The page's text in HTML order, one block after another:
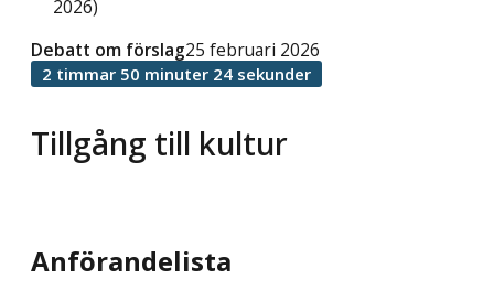
2026)
Tillgång till kultur
Debatt om förslag25 februari 2026
2 timmar 50 minuter 24 sekunder
Anförandelista